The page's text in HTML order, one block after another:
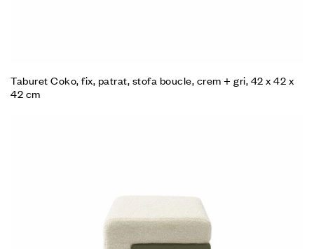
Taburet Coko, fix, patrat, stofa boucle, crem + gri, 42 x 42 x
42 cm